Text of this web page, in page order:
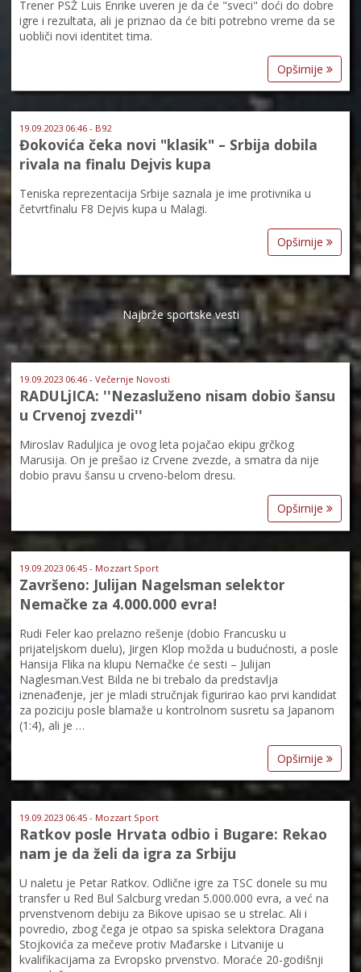
Trener PSŽ Luis Enrike uveren je da će "sveci" doći do dobre
igre i rezultata, ali je priznao da će biti potrebno vreme da se
uobliči novi identitet tima.
Opširnije
19.09.2023 06:46 - B92
Đokovića čeka novi "klasik" – Srbija dobila
rivala na finalu Dejvis kupa
Teniska reprezentacija Srbije saznala je ime protivnika u
četvrtfinalu F8 Dejvis kupa u Malagi.
Opširnije
Najbrže sportske vesti
19.09.2023 06:46 - Večernje Novosti
RADULjICA: ''Nezasluženo nisam dobio šansu
u Crvenoj zvezdi''
Miroslav Raduljica je ovog leta pojačao ekipu grčkog
Marusija. On je prešao iz Crvene zvezde, a smatra da nije
dobio pravu šansu u crveno-belom dresu.
Opširnije
19.09.2023 06:45 - Mozzart Sport
Završeno: Julijan Nagelsman selektor
Nemačke za 4.000.000 evra!
Rudi Feler kao prelazno rešenje (dobio Francusku u
prijateljskom duelu), Jirgen Klop možda u budućnosti, a posle
Hansija Flika na klupu Nemačke će sesti – Julijan
Naglesman.Vest Bilda ne bi trebalo da predstavlja
iznenađenje, jer je mladi stručnjak figurirao kao prvi kandidat
za poziciju posle blamaže u kontrolnom susretu sa Japanom
(1:4), ali je …
Opširnije
19.09.2023 06:45 - Mozzart Sport
Ratkov posle Hrvata odbio i Bugare: Rekao
nam je da želi da igra za Srbiju
U naletu je Petar Ratkov. Odlične igre za TSC donele su mu
transfer u Red Bul Salcburg vredan 5.000.000 evra, a već na
prvenstvenom debiju za Bikove upisao se u strelac. Ali i
povredio, zbog čega je otpao sa spiska selektora Dragana
Stojkovića za mečeve protiv Mađarske i Litvanije u
kvalifikacijama za Evropsko prvenstvo. Moraće 20-godišnji